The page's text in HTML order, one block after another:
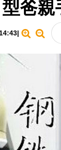
型爸親
|